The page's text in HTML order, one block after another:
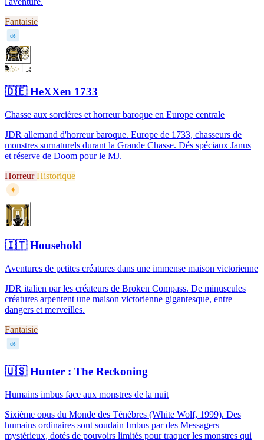
Fantaisie
d6
🇩🇪HeXXen 1733
Chasse aux sorcières et horreur baroque en Europe centrale
JDR allemand d'horreur baroque. Europe de 1733, chasseurs de
monstres surnaturels durant la Grande Chasse. Dés spéciaux Janus
et réserve de Doom pour le MJ.
HorreurHistorique
✦
🇮🇹Household
Aventures de petites créatures dans une immense maison victorienne
JDR italien par les créateurs de Broken Compass. De minuscules
créatures arpentent une maison victorienne gigantesque, entre
dangers et merveilles.
Fantaisie
d6
🇺🇸Hunter : The Reckoning
Humains imbus face aux monstres de la nuit
Sixième opus du Monde des Ténèbres (White Wolf, 1999). Des
humains ordinaires sont soudain Imbus par des Messagers
mystérieux, dotés de pouvoirs limités pour traquer les monstres qui